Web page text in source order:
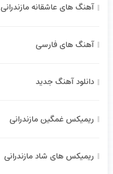
آهنگ های عاشقانه مازندرانی
آهنگ های فارسی
دانلود آهنگ جدید
ریمیکس غمگین مازندرانی
ریمیکس های شاد مازندرانی